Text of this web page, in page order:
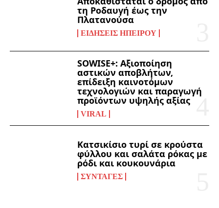
τη Ροδαυγή έως την
Πλατανούσα
ΕΙΔΉΣΕΙΣ ΗΠΕΊΡΟΥ
SOWISE+: Αξιοποίηση
αστικών αποβλήτων,
επίδειξη καινοτόμων
τεχνολογιών και παραγωγή
προϊόντων υψηλής αξίας
VIRAL
Κατσικίσιο τυρί σε κρούστα
φύλλου και σαλάτα ρόκας με
ρόδι και κουκουνάρια
ΣΥΝΤΑΓΈΣ